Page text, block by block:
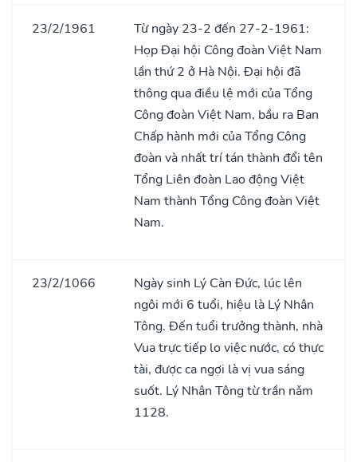
23/2/1961
Từ ngày 23-2 đến 27-2-1961:
Họp Đại hội Công đoàn Việt Nam
lần thứ 2 ở Hà Nội. Đại hội đã
thông qua điều lệ mới của Tổng
Công đoàn Việt Nam, bầu ra Ban
Chấp hành mới của Tổng Công
đoàn và nhất trí tán thành đổi tên
Tổng Liên đoàn Lao động Việt
Nam thành Tổng Công đoàn Việt
Nam.
23/2/1066
Ngày sinh Lý Càn Đức, lúc lên
ngôi mới 6 tuổi, hiệu là Lý Nhân
Tông. Đến tuổi trưởng thành, nhà
Vua trực tiếp lo việc nước, có thực
tài, được ca ngợi là vị vua sáng
suốt. Lý Nhân Tông từ trần nǎm
1128.